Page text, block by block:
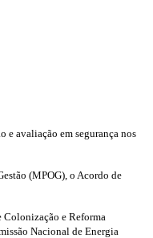
e avaliação em segurança nos
(MPOG), o Acordo de
e Reforma
Nacional de Energia